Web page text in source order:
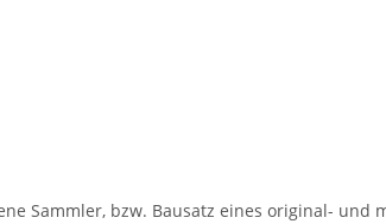
Sammler, bzw. Bausatz eines original- und